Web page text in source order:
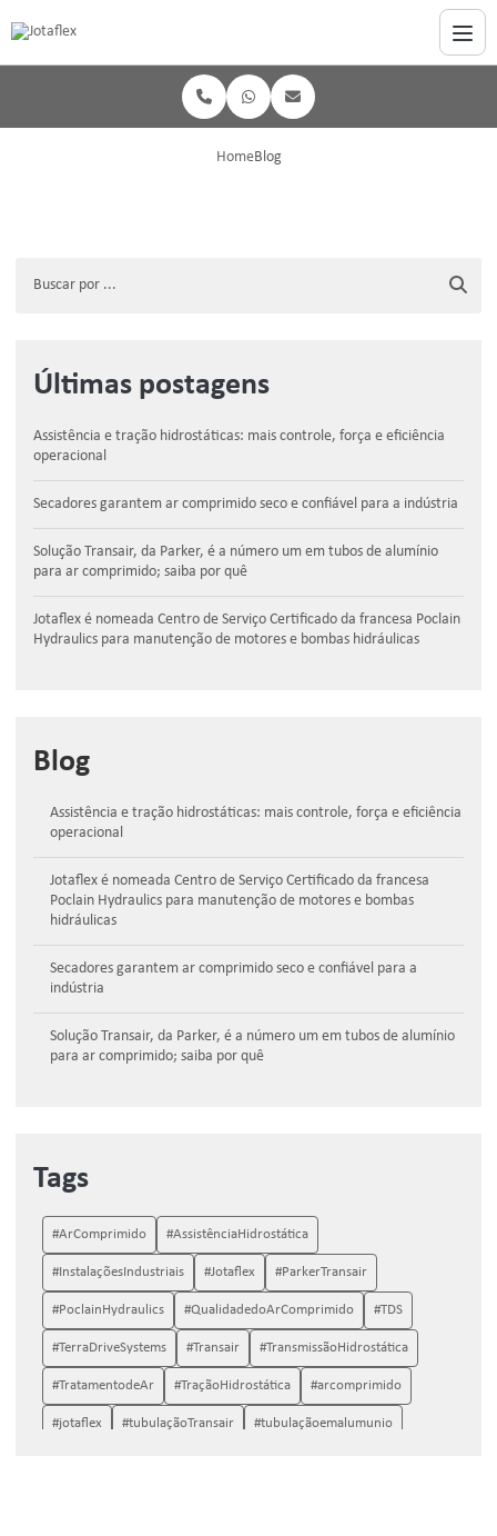
HomeBlog
Últimas postagens
Assistência e tração hidrostáticas: mais controle, força e eficiência
operacional
Secadores garantem ar comprimido seco e confiável para a indústria
Solução Transair, da Parker, é a número um em tubos de alumínio
para ar comprimido; saiba por quê
Jotaflex é nomeada Centro de Serviço Certificado da francesa Poclain
Hydraulics para manutenção de motores e bombas hidráulicas
Blog
Assistência e tração hidrostáticas: mais controle, força e eficiência
operacional
Jotaflex é nomeada Centro de Serviço Certificado da francesa
Poclain Hydraulics para manutenção de motores e bombas
hidráulicas
Secadores garantem ar comprimido seco e confiável para a
indústria
Solução Transair, da Parker, é a número um em tubos de alumínio
para ar comprimido; saiba por quê
Tags
#ArComprimido #AssistênciaHidrostática
#InstalaçõesIndustriais #Jotaflex #ParkerTransair
#PoclainHydraulics #QualidadedoArComprimido #TDS
#TerraDriveSystems #Transair #TransmissãoHidrostática
#TratamentodeAr #TraçãoHidrostática #arcomprimido
#jotaflex #tubulaçãoTransair #tubulaçãoemalumunio